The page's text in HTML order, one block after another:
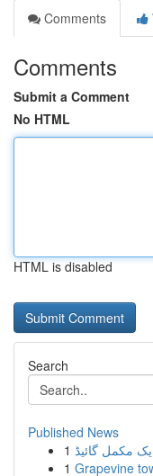
Comments
Comments
Submit a Comment
No HTML
HTML is disabled
Search
Published News
1 مکمل گائیڈ
1 Grapevine